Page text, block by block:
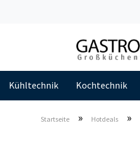
Kühltechnik Kochtechnik
Startseite » Hotdeals »